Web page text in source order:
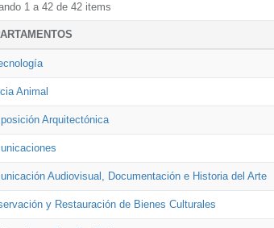
1 a 42 de 42 items
Animal
Arquitectónica
Audiovisual, Documentación e Historia del Arte
y Restauración de Bienes Culturales